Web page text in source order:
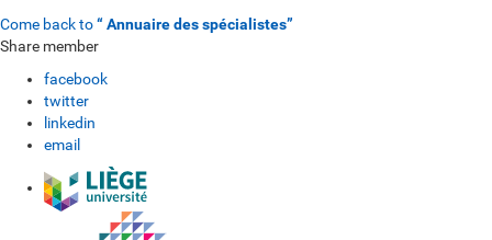
Come back to“ Annuaire des spécialistes”
Share member
facebook
twitter
linkedin
email